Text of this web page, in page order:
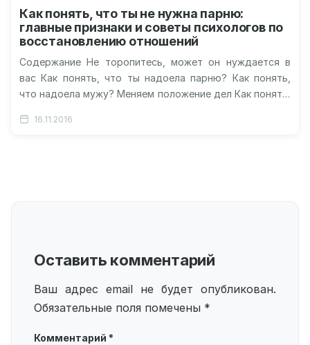
Как понять, что ты не нужна парню:
главные признаки и советы психологов по
восстановлению отношений
Содержание Не торопитесь, может он нуждается в
вас Как понять, что ты надоела парню? Как понять,
что надоела мужу? Меняем положение дел Как понять,
16.11.2016
Оставить комментарий
Ваш адрес email не будет опубликован.
Обязательные поля помечены *
Комментарий *